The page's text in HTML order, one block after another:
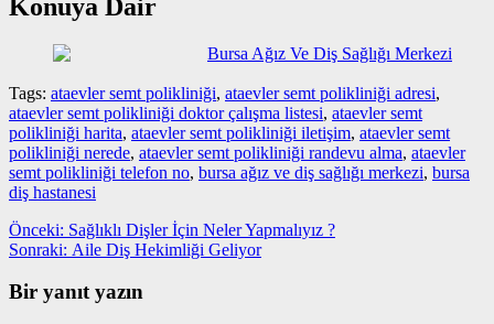
Konuya Dair
Bursa Ağız Ve Diş Sağlığı Merkezi
Tags: ataevler semt polikliniği, ataevler semt polikliniği adresi,
ataevler semt polikliniği doktor çalışma listesi, ataevler semt
polikliniği harita, ataevler semt polikliniği iletişim, ataevler semt
polikliniği nerede, ataevler semt polikliniği randevu alma, ataevler
semt polikliniği telefon no, bursa ağız ve diş sağlığı merkezi, bursa
diş hastanesi
Yazı
gezinmesi
Önceki: Önceki
yazı:
Sağlıklı Dişler İçin Neler Yapmalıyız ?
Sonraki: Sonraki
Aile Diş Hekimliği Geliyor
Bir yanıt yazın